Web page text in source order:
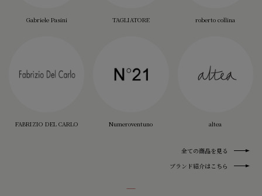
Gabriele Pasini TAGLIATORE roberto collina
FABRIZIO DEL CARLO Numeroventuno altea
全ての商品を見る
ブランド紹介はこちら